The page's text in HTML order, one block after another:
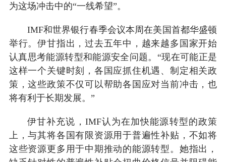
为这场冲击中的“一线希望”。
IMF和世界银行春季会议本周在美国首都华盛顿
举行。伊甘指出，过去五年中，越来越多国家开始
认真思考能源转型和能源安全问题。“现在可能正是
这样一个关键时刻，各国应抓住机遇、制定相关政
策，这些政策不仅可以帮助各国应对当前冲击，也
将有利于长期发展。”
伊甘补充说，IMF认为在加快能源转型的政策
上，与其将各国有限资源用于普遍性补贴，不如将
这些资源更多用于中期推动的能源转型。她指出，